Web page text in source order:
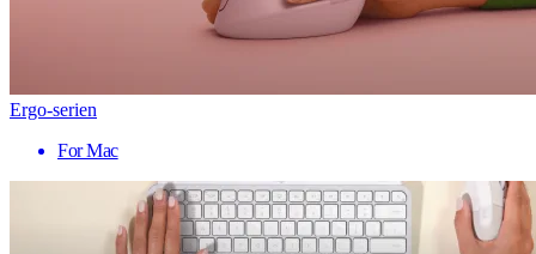
Ergo-serien
For Mac